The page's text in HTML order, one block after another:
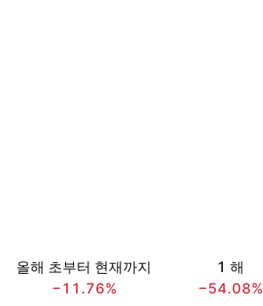
올해 초부터 현재까지
−11.76%
1 해
−54.08%